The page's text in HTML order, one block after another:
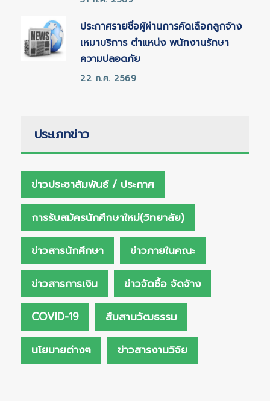
ประกาศรายชื่อผู้ผ่านการคัดเลือกลูกจ้าง
เหมาบริการ ตำแหน่ง พนักงานรักษา
ความปลอดภัย
22 ก.ค. 2569
ประเภทข่าว
ข่าวประชาสัมพันธ์ / ประกาศ
การรับสมัครนักศึกษาใหม่(วิทยาลัย)
ข่าวสารนักศึกษา ข่าวภายในคณะ
ข่าวสารการเงิน ข่าวจัดซื้อ จัดจ้าง
COVID-19 สืบสานวัฒธรรม
นโยบายต่างๆ ข่าวสารงานวิจัย